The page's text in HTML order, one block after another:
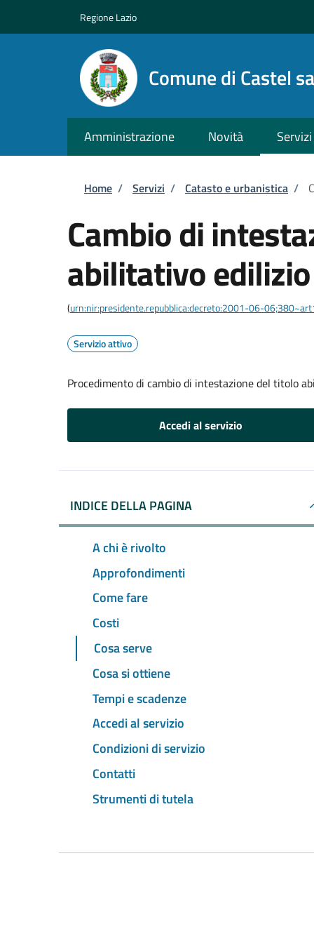
Regione Lazio
Comune di Castel
Amministrazione Novità Servizi
Briciole di pane
Home / Servizi / Catasto e urbanistica /
Cambio di
abilitativo edilizio
(urn:nir:presidente.repubblica:decreto:2001-06-
Servizio attivo
Procedimento di cambio di intestazione del titolo
Accedi al servizio
INDICE DELLA PAGINA
A chi è rivolto
Approfondimenti
Come fare
Costi
Cosa serve
Cosa si ottiene
Tempi e scadenze
Accedi al servizio
Condizioni di servizio
Contatti
Strumenti di tutela